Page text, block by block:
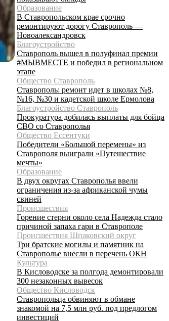
Образование
В Ставропольском крае срочно
ремонтируют дорогу Ставрополь —
Новоалександровск
Благоустройство
Ставрополь вышел в полуфинал премии
#МЫВМЕСТЕ и победил в региональном
этапе
Общество Ставрополь
Ставрополь: ремонт идет в школах №8,
№16, №30 и кадетской школе Ермолова
Благоустройство Ставрополь
Прокуратура добилась выплаты для бойца
СВО со Ставрополья
Общество Ессентуки
Победители «Большой перемены» из
Ставрополя выиграли «Путешествие
мечты»
Образование
В двух округах Ставрополья ввели
ограничения из-за африканской чумы
свиней
Происшествия
Горение стерни около села Надежда стало
причиной запаха гари в Ставрополе
Происшествия Шпаковский округ
Три братские могилы и памятник на
Ставрополье внесли в перечень ОКН
Культура
В Кисловодске за полгода демонтировали
300 незаконных вывесок
Общество Кисловодск
Ставропольца обвиняют в обмане
знакомой на 7,5 млн руб. под предлогом
инвестиций